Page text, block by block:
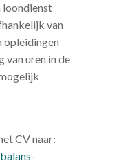
loondienst
van
opleidingen
van uren in de
CV naar: